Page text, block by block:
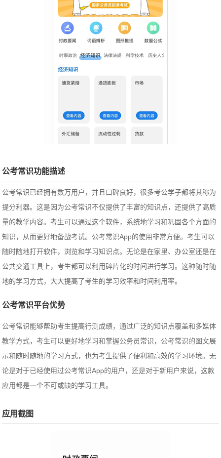
公考常识功能描述
公考常识已经拥有数万用户，并且口碑良好，很多考公学子都将其称为
提分利器。这是因为公考常识不仅提供了丰富的知识点，还提供了高质
量的教学内容。考生可以通过这个软件，系统地学习和巩固各个方面的
知识，从而更好地备战考试。公考常识App的使用非常方便。考生可以
随时随地打开软件，浏览和学习知识点。无论是在家里、办公室还是在
公共交通工具上，考生都可以利用碎片化的时间进行学习。这种随时随
地的学习方式，大大提高了考生的学习效率和时间利用率。
公考常识平台优势
公考常识能够帮助考生提高行测成绩，通过广泛的知识点覆盖和多媒体
教学方式，考生可以更好地学习和掌握公务员常识，公考常识的图文展
示和随时随地的学习方式，也为考生提供了便利和高效的学习环境。无
论是对于已经使用过公考常识App的用户，还是对于新用户来说，这款
应用都是一个不可或缺的学习工具。
应用截图